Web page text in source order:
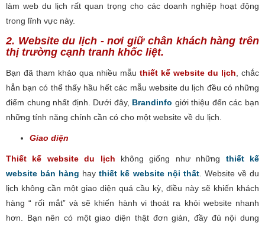
làm web du lịch rất quan trọng cho các doanh nghiệp hoạt động
trong lĩnh vực này.
2. Website du lịch - nơi giữ chân khách hàng trên
thị trường cạnh tranh khốc liệt.
Bạn đã tham khảo qua nhiều mẫu thiết kế website du lịch , chắc
hẳn bạn có thể thấy hầu hết các mẫu website du lịch đều có những
điểm chung nhất định. Dưới đây, Brandinfo giới thiệu đến các bạn
những tính năng chính cần có cho một website về du lịch.
Giao diện
Thiết kế website du lịch không giống như những thiết kế
website bán hàng hay thiết kế website nội thất. Website về du
lịch không cần một giao diện quá cầu kỳ, điều này sẽ khiến khách
hàng “ rối mắt” và sẽ khiến hành vi thoát ra khỏi website nhanh
hơn. Bạn nên có một giao diện thật đơn giản, đầy đủ nội dung